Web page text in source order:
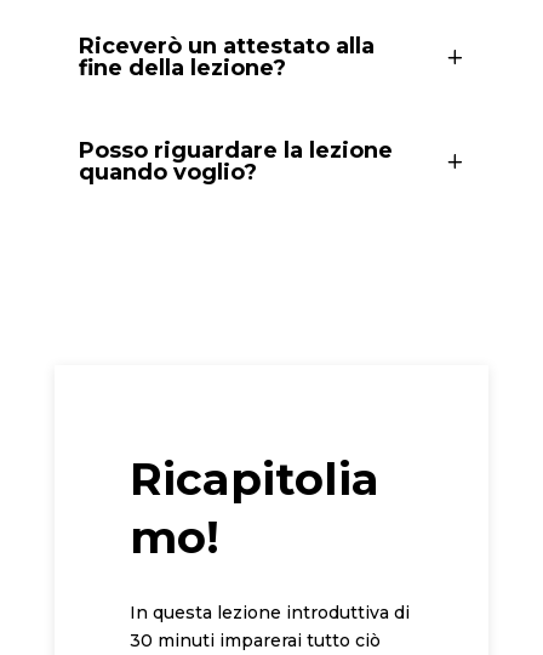
Riceverò un attestato alla
fine della lezione?
Posso riguardare la lezione
quando voglio?
Ricapitolia
mo!
In questa lezione introduttiva di
30 minuti imparerai tutto ciò